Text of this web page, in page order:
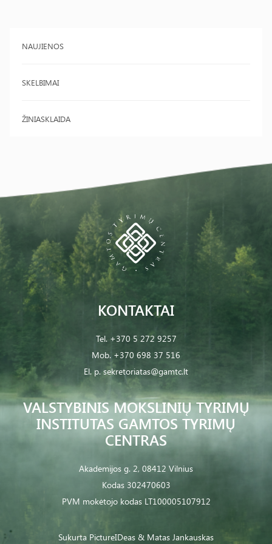
NAUJIENOS
SKELBIMAI
ŽINIASKLAIDA
VALSTYBINIS MOKSLINIŲ TYRIMŲ
INSTITUTAS GAMTOS TYRIMŲ
CENTRAS
Akademijos g. 2, 08412 Vilnius
Kodas 302470603
PVM mokėtojo kodas LT100005107912
KONTAKTAI
Tel. +370 5 272 9257
Mob. +370 698 37 516
El. p. sekretoriatas@gamtc.lt
Sukurta PictureIDeas & Matas Jankauskas